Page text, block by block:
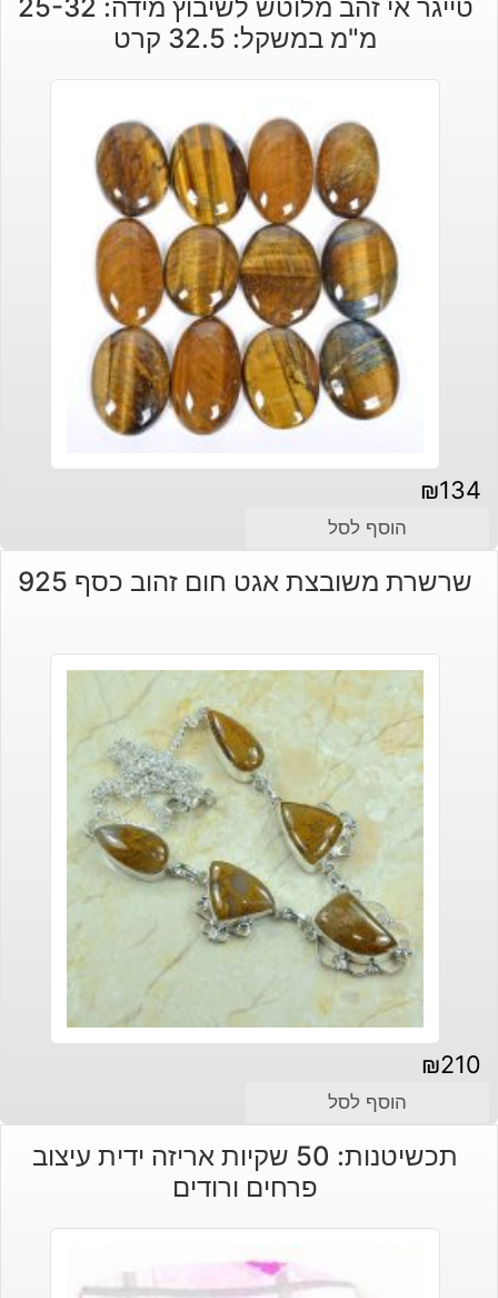
טייגר אי זהב מלוטש לשיבוץ מידה: 25-32
מ"מ במשקל: 32.5 קרט
₪134
הוסף לסל
שרשרת משובצת אגט חום זהוב כסף 925
₪210
הוסף לסל
תכשיטנות: 50 שקיות אריזה ידית עיצוב
פרחים ורודים